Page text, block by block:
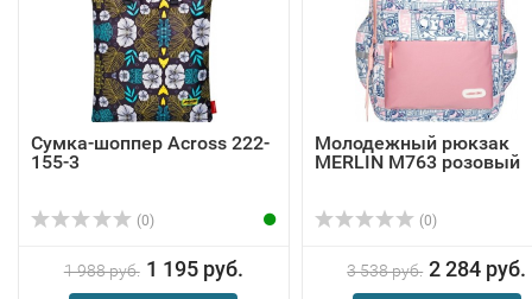
Сумка-шоппер Across 222-
155-3
(0)
1 988 руб. 1 195 руб.
Молодежный рюкзак
MERLIN M763 розовый
(0)
3 538 руб. 2 284 руб.